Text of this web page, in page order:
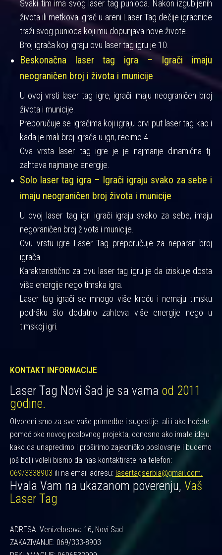
Svaki tim ima svog laser tag punioca. Nakon izgubljenih
života ili metkova igrač u areni Laser Tag dečije igraonice
traži svog punioca koji mu dopunjava nove živote.
Broj igrača koji igraju ovu laser tag igru je 10.
Beskonačna laser tag igra – Igrači imaju
neograničen broj i života i municije
U ovoj vrsti laser tag igre, igrači imaju neograničen broj
života i municije.
Preporučuje se igračima koji igraju prvi put laser tag kao i
kada je mali broj igrača u igri, recimo 4.
Ova vrsta laser tag igre je je najmanje dinamična tj.
zahteva najmanje energije.
Solo laser tag igra – Igrači igraju svako za sebe i
imaju neograničen broj života i municije
U ovoj laser tag igri igrači igraju svako za sebe, imaju
negoraničen broj života i municije.
Ovu vrstu igre Laser Tag preporučuje za neparan broj
igrača.
Karakteristično za ovu laser tag igru je da iziskuje dosta
više energije nego timska igra.
Laser tag igrači se mnogo više kreću i nemaju timsku
podršku što dodatno zahteva više energije nego u
timskoj igri.
KONTAKT INFORMACIJE
Laser Tag Novi Sad je sa vama od 2011
godine.
Otvoreni smo za sve vaše primedbe i sugestije. ali i ako hoćete
pomoć oko novog poslovnog projekta, odnosno ako imate ideju
kako da unapredimo i proširimo zajedničko poslovanje i budemo
još bolji voleli bismo da nas kontaktirate na telefon:
069/3338903 ili na email adresu: lasertagserbia@gmail.com.
Hvala Vam na ukazanom poverenju, Vaš
Laser Tag
ADRESA: Venizelosova 16, Novi Sad
ZAKAZIVANJE: 069/333-8903